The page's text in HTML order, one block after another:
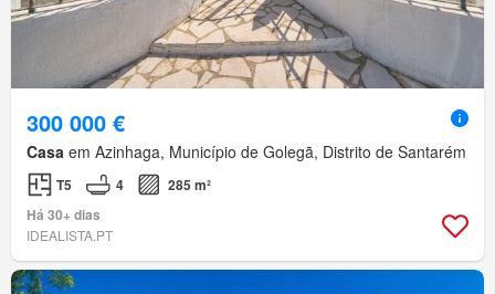
300 000 €
Casa em Azinhaga, Município de Golegã, Distrito de Santarém
T5 4
285 m²
Há 30+ dias
IDEALISTA.PT